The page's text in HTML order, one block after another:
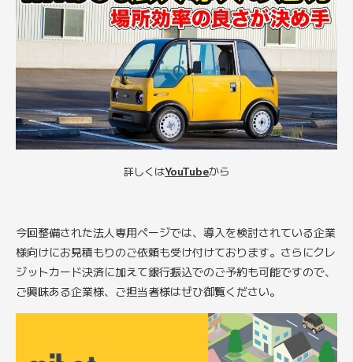
詳しくはYouTubeから
今回整備された法人専用ページでは、導入を検討されている企業
様向けにお見積もりのご依頼も受け付けております。さらにクレ
ジットカード決済に加えて銀行振込でのご予約も可能ですので、
ご興味ある企業様、ご担当者様はぜひ御覧ください。